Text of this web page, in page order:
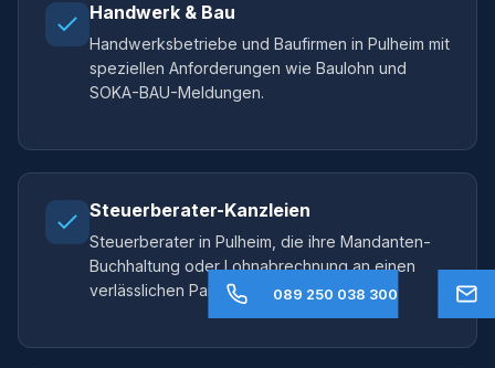
Handwerk & Bau
Handwerksbetriebe und Baufirmen in Pulheim mit
speziellen Anforderungen wie Baulohn und
SOKA-BAU-Meldungen.
Steuerberater-Kanzleien
Steuerberater in Pulheim, die ihre Mandanten-
Buchhaltung oder Lohnabrechnung an einen
verlässlichen Partner auslagern möchten.
089 250 038 300